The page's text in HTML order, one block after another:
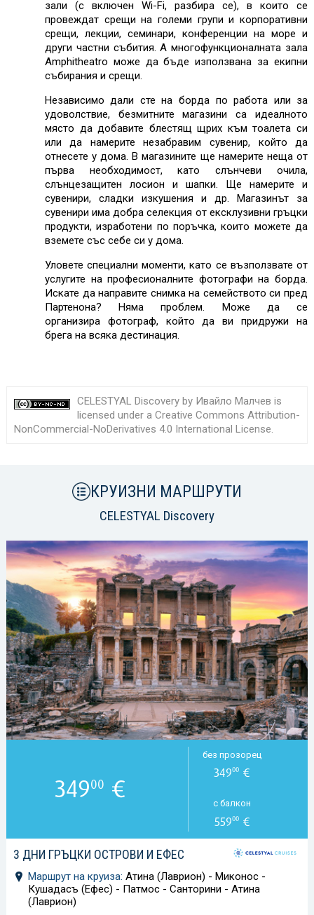
зали (с включен Wi-Fi, разбира се),в които се
провеждат срещи на големи групи и корпоративни
срещи, лекции, семинари, конференции на море и
други частни събития.А многофункционалната зала
Amphitheatro може да бъде използвана за екипни
събирания и срещи.
Независимо дали сте на борда по работа или за
удоволствие, безмитните магазини са идеалното
място да добавите блестящ щрих към тоалета си
или да намерите незабравим сувенир, който да
отнесете у дома. В магазините ще намерите неща от
първа необходимост, като слънчеви очила,
слънцезащитен лосион и шапки. Ще намерите и
сувенири, сладки изкушения и др. Магазинът за
сувенири има добра селекция от ексклузивни гръцки
продукти, изработени по поръчка, които можете да
вземете със себе си у дома.
Уловете специални моменти, като се възползвате от
услугите на професионалните фотографи на борда.
Искате да направите снимка на семейството си пред
Партенона? Няма проблем. Може да се
организира фотограф, който да ви придружи на
брега на всяка дестинация.
CELESTYAL Discovery by Ивайло Малчев is
licensed under a Creative Commons Attribution-
NonCommercial-NoDerivatives 4.0 International License.
КРУИЗНИ МАРШРУТИ
CELESTYAL Discovery
3 ДНИ ГРЪЦКИ ОСТРОВИ И ЕФЕС
Маршрут на круиза: Атина (Лаврион) - Миконос -
Кушадасъ (Ефес) - Патмос - Санторини - Атина
(Лаврион)
34900 €
без прозорец
34900 €
с балкон
55900€